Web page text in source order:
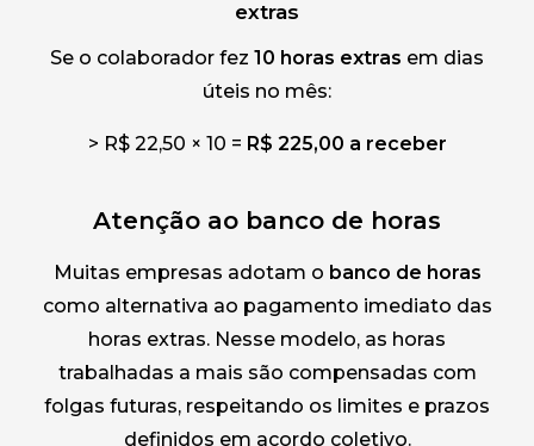
extras
Se o colaborador fez 10 horas extras em dias
úteis no mês:
> R$ 22,50 × 10 = R$ 225,00 a receber
Atenção ao banco de horas
Muitas empresas adotam o banco de horas
como alternativa ao pagamento imediato das
horas extras. Nesse modelo, as horas
trabalhadas a mais são compensadas com
folgas futuras, respeitando os limites e prazos
definidos em acordo coletivo.